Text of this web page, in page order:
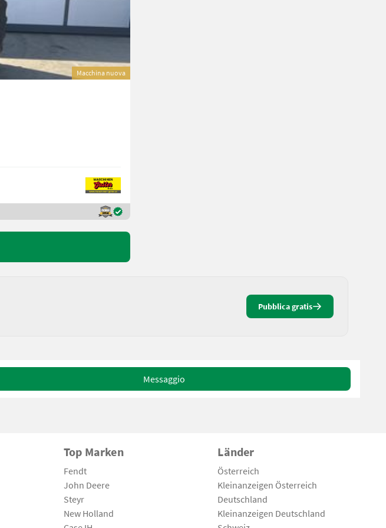
Macchina nuova
Pubblica gratis
Messaggio
Top Marken
Fendt
John Deere
Steyr
New Holland
Länder
Österreich
Kleinanzeigen Österreich
Deutschland
Kleinanzeigen Deutschland